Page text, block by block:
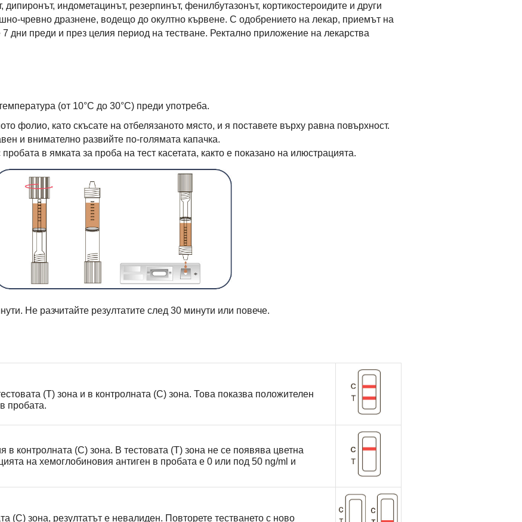
индометацинът, резерпинът, фенилбутазонът, кортикостероидите и други
чревно дразнене, водещо до окултно кървене. С одобрението на лекар, приемът на
дни преди и през целия период на тестване. Ректално приложение на лекарства
(от 10°C до 30°C) преди употреба.
фолио, като скъсате на отбелязаното място, и я поставете върху равна повърхност.
и внимателно развийте по-голямата капачка.
в ямката за проба на тест касетата, както е показано на илюстрацията.
Не разчитайте резултатите след 30 минути или повече.
(T) зона и в контролната (C) зона. Това показва положителен
пробата.
контролната (C) зона. В тестовата (T) зона не се появява цветна
на хемоглобиновия антиген в пробата е 0 или под 50 ng/ml и
(C) зона, резултатът е невалиден. Повторете тестването с ново